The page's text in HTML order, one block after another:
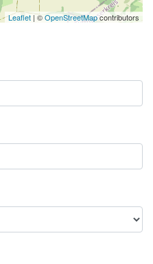
Leaflet| ©OpenStreetMapcontributors